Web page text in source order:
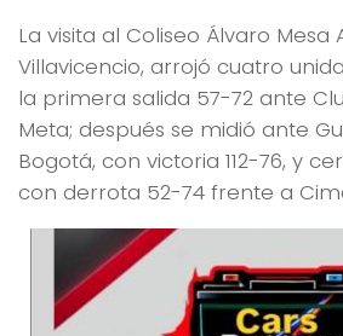
La visita al Coliseo Álvaro Mesa
Villavicencio, arrojó cuatro
la primera salida 57-72 ante
Meta; después se midió ante
Bogotá, con victoria 112-76, y
con derrota 52-74 frente a